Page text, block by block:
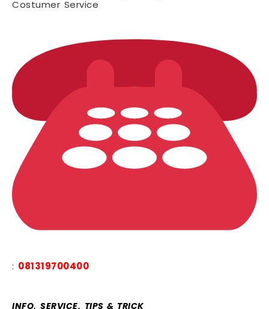
Costumer Service
: 081319700400
INFO, SERVICE, TIPS & TRICK